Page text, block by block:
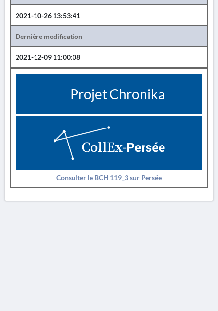
2021-10-26 13:53:41
Dernière modification
2021-12-09 11:00:08
Projet Chronika
Consulter le BCH 119_3 sur Persée